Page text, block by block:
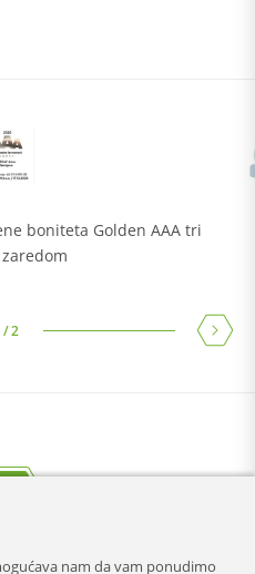
boniteta Golden AAA tri
/2
nam da vam ponudimo